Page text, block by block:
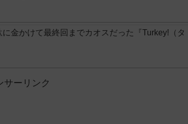
金かけて最終回までカオスだった『Turkey!（タ
サーリンク